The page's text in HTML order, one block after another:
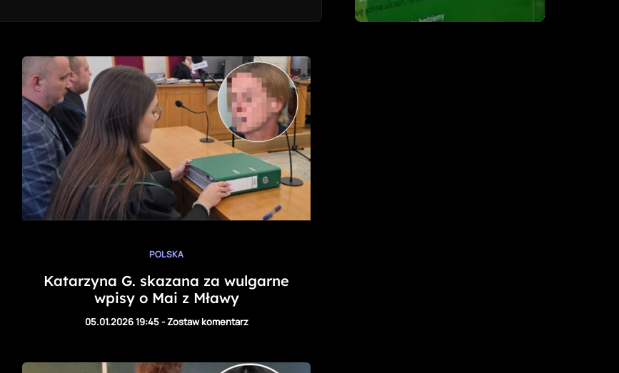
POLSKA
Katarzyna G. skazana za wulgarne
wpisy o Mai z Mławy
05.01.2026 19:45-Zostaw komentarz